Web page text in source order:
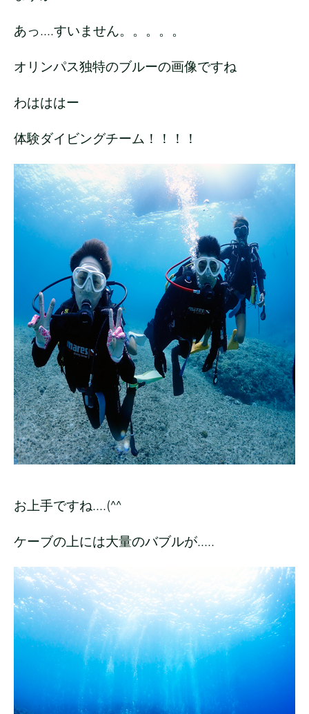
あっ....すいません。。。。。
オリンパス独特のブルーの画像ですね
わはははー
体験ダイビングチーム！！！！
お上手ですね....(^^
ケーブの上には大量のバブルが.....